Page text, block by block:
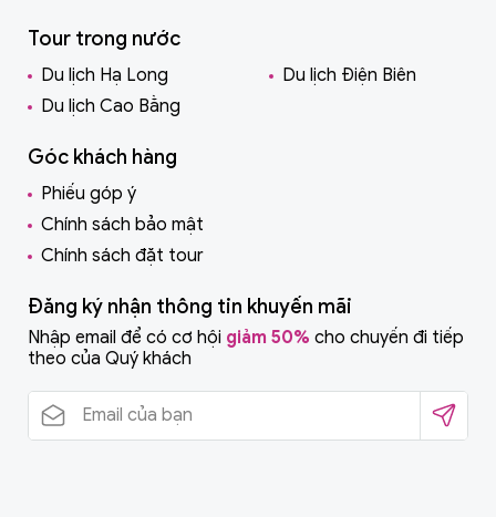
Tour trong nước
Du lịch Hạ Long
Du lịch Điện Biên
Du lịch Cao Bằng
Góc khách hàng
Phiếu góp ý
Chính sách bảo mật
Chính sách đặt tour
Đăng ký nhận thông tin khuyến mãi
Nhập email để có cơ hội giảm 50% cho chuyến đi tiếp
theo của Quý khách